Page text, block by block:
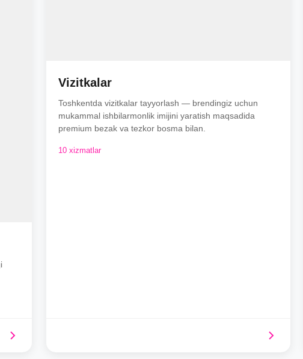
Vizitkalar
Toshkentda vizitkalar tayyorlash — brendingiz uchun
mukammal ishbilarmonlik imijini yaratish maqsadida
premium bezak va tezkor bosma bilan.
10 xizmatlar